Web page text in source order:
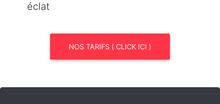
éclat
NOS TARIFS ( CLICK ICI )